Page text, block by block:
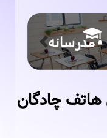
Previous
چادگان